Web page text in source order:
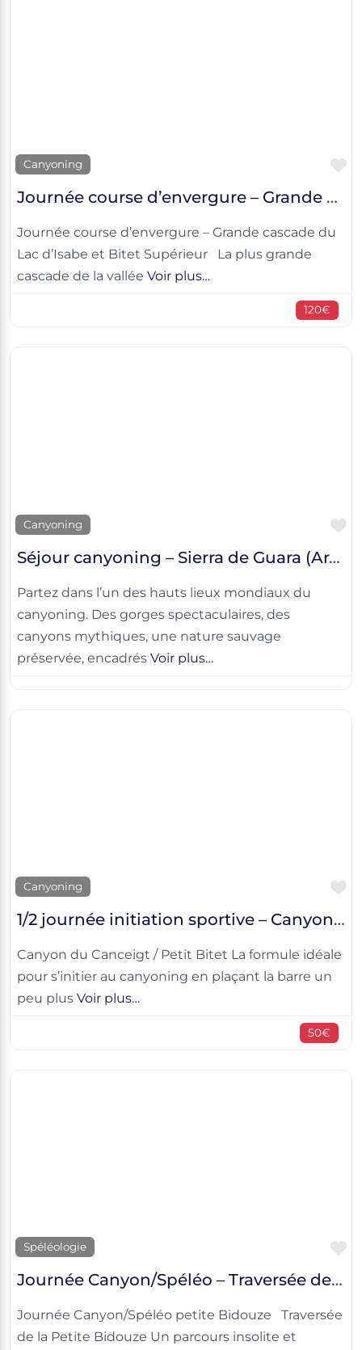
Canyoning
Journée course d’envergure – Grande cascade du Lac d’Isabe et Bitet Supérieur
Journée course d’envergure – Grande cascade du
Lac d’Isabe et Bitet Supérieur La plus grande
cascade de la vallée Voir plus…
120€
Canyoning
Séjour canyoning – Sierra de Guara (Aragon)
Partez dans l’un des hauts lieux mondiaux du
canyoning. Des gorges spectaculaires, des
canyons mythiques, une nature sauvage
préservée, encadrés Voir plus…
Canyoning
1/2 journée initiation sportive – Canyon du Canceigt / Petit Bitet
Canyon du Canceigt / Petit Bitet La formule idéale
pour s’initier au canyoning en plaçant la barre un
peu plus Voir plus…
50€
Spéléologie
Journée Canyon/Spéléo – Traversée de la petite Bidouze
Journée Canyon/Spéléo petite Bidouze Traversée
de la Petite Bidouze Un parcours insolite et